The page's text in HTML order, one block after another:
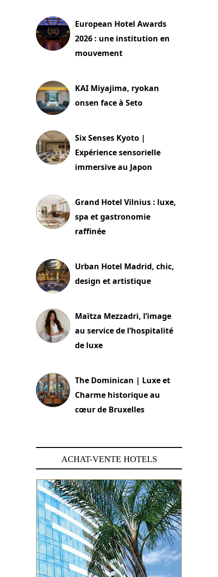
European Hotel Awards
2026 : une institution en
mouvement
KAI Miyajima, ryokan
onsen face à Seto
Six Senses Kyoto |
Expérience sensorielle
immersive au Japon
Grand Hotel Vilnius : luxe,
spa et gastronomie
raffinée
Urban Hotel Madrid, chic,
design et artistique
Maïtza Mezzadri, l’image
au service de l’hospitalité
de luxe
The Dominican | Luxe et
Charme historique au
cœur de Bruxelles
ACHAT-VENTE HOTELS